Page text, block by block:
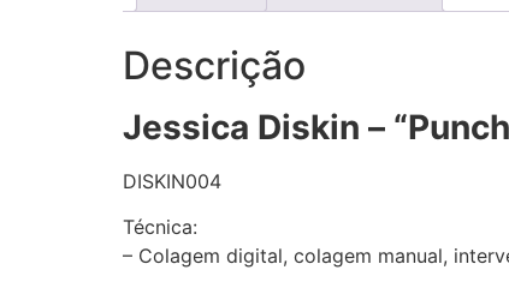
Descrição
Jessica Diskin –
DISKIN004
Técnica:
– Colagem digital, colagem manual,